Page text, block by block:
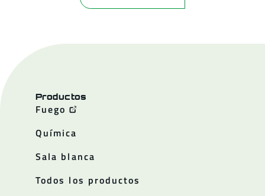
Productos
Fuego
Química
Sala blanca
Todos los productos